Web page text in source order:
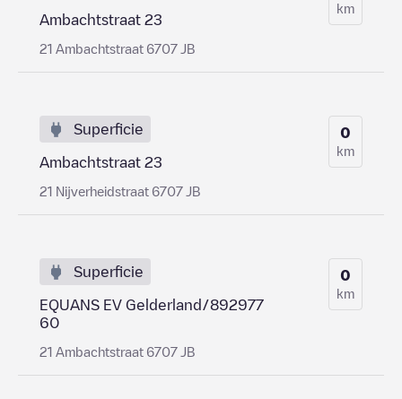
Ambachtstraat 23
21 Ambachtstraat 6707 JB
km
Superficie
Ambachtstraat 23
21 Nijverheidstraat 6707 JB
0
km
Superficie
EQUANS EV Gelderland/892977
60
21 Ambachtstraat 6707 JB
0
km